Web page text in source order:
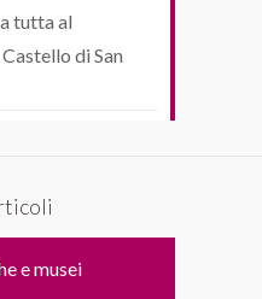
tutta al
di San
e musei